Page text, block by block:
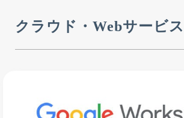
クラウド・Webサービス